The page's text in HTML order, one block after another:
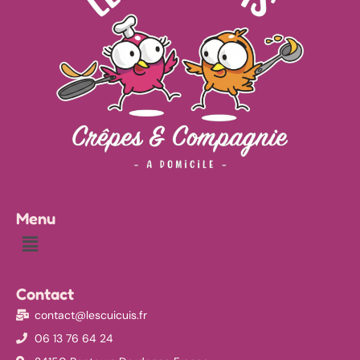
Menu
Menu
Contact
contact@lescuicuis.fr
06 13 76 64 24